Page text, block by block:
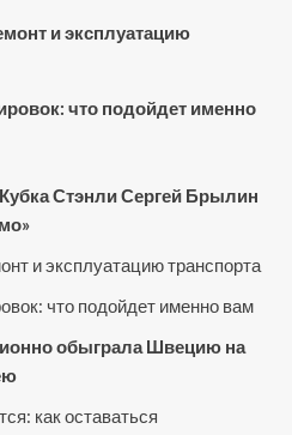
и эксплуатацию
что подойдет именно
Стэнли Сергей Брылин
и эксплуатацию транспорта
что подойдет именно вам
обыграла Швецию на
как оставаться